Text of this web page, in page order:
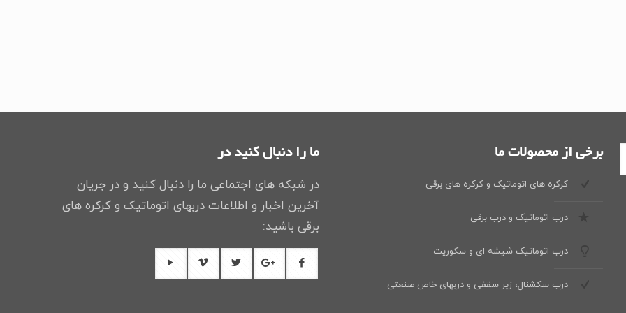
برخی از محصولات ما
کرکره های اتوماتیک و کرکره های برقی
درب اتوماتیک و درب برقی
درب اتوماتیک شیشه ای و سکوریت
درب سکشنال، زیر سقفی و دربهای خاص صنعتی
ما را دنبال کنید در
در شبکه های اجتماعی ما را دنبال کنید و در جریان
آخرین اخبار و اطلاعات دربهای اتوماتیک و کرکره های
برقی باشید: